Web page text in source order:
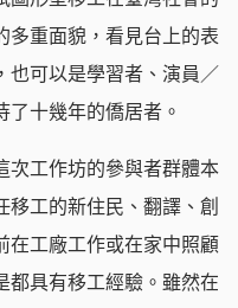
多重面貌，看見台上的表
也可以是學習者、演員／
十幾年的僑居者。
次工作坊的參與者群體本
工的新住民、翻譯、創
在工廠工作或在家中照顧
都具有移工經驗。雖然在